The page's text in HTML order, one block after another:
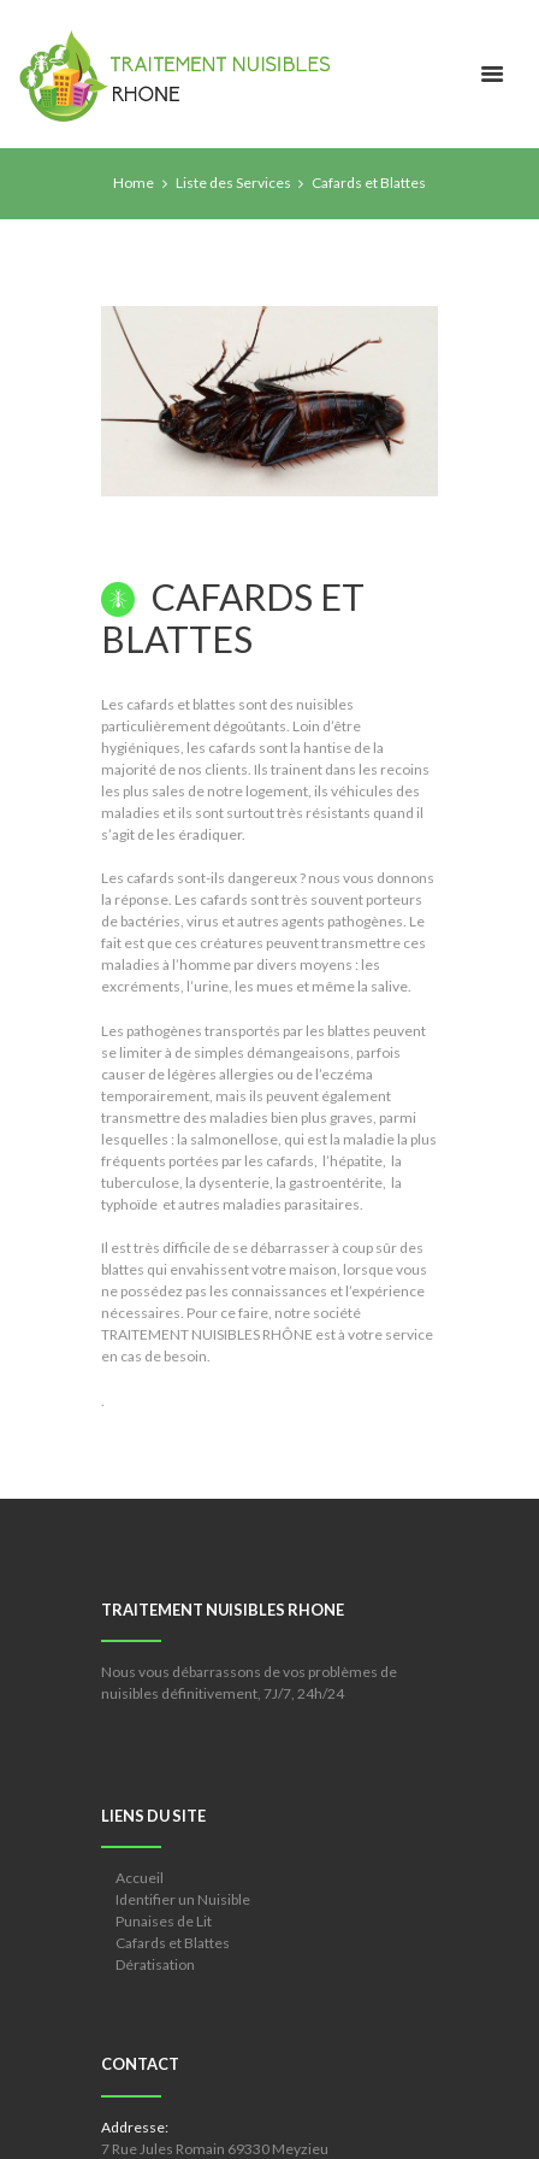
Home Liste des Services Cafards et Blattes
CAFARDS ET
BLATTES
Les cafards et blattes sont des nuisibles
particulièrement dégoûtants. Loin d’être
hygiéniques, les cafards sont la hantise de la
majorité de nos clients. Ils trainent dans les recoins
les plus sales de notre logement, ils véhicules des
maladies et ils sont surtout très résistants quand il
s’agit de les éradiquer.
Les cafards sont-ils dangereux ? nous vous donnons
la réponse. Les cafards sont très souvent porteurs
de bactéries, virus et autres agents pathogènes. Le
fait est que ces créatures peuvent transmettre ces
maladies à l’homme par divers moyens : les
excréments, l’urine, les mues et même la salive.
Les pathogènes transportés par les blattes peuvent
se limiter à de simples démangeaisons, parfois
causer de légères allergies ou de l’eczéma
temporairement, mais ils peuvent également
transmettre des maladies bien plus graves, parmi
lesquelles : la salmonellose, qui est la maladie la plus
fréquents portées par les cafards, l’hépatite, la
tuberculose, la dysenterie, la gastroentérite, la
typhoïde et autres maladies parasitaires.
Il est très difficile de se débarrasser à coup sûr des
blattes qui envahissent votre maison, lorsque vous
ne possédez pas les connaissances et l’expérience
nécessaires. Pour ce faire, notre société
TRAITEMENT NUISIBLES RHÔNE est à votre service
en cas de besoin.
.
TRAITEMENT NUISIBLES RHONE
Nous vous débarrassons de vos problèmes de
nuisibles définitivement, 7J/7, 24h/24
LIENS DU SITE
Accueil
Identifier un Nuisible
Punaises de Lit
Cafards et Blattes
Dératisation
CONTACT
Addresse:
7 Rue Jules Romain 69330 Meyzieu